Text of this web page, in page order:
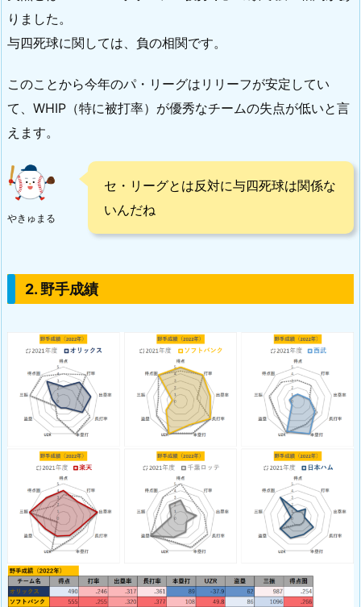
りました。
与四死球に関しては、負の相関です。
このことから今年のパ・リーグはリリーフが安定してい
て、WHIP（特に被打率）が優秀なチームの失点が低いと言
えます。
やきゅまる
セ・リーグとは反対に与四死球は関係な
いんだね
2. 野手成績